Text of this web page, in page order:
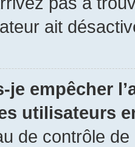
ait
je empêcher
utilisateurs
de contrôle